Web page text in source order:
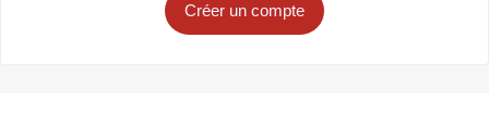
Créer un compte